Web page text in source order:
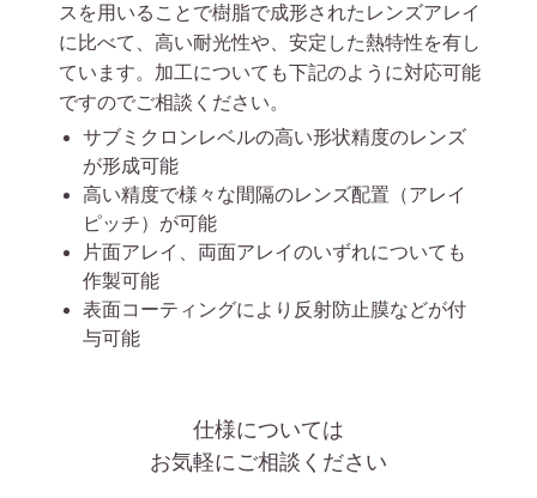
スを用いることで樹脂で成形されたレンズアレイ
に比べて、高い耐光性や、安定した熱特性を有し
ています。加工についても下記のように対応可能
ですのでご相談ください。
サブミクロンレベルの高い形状精度のレンズ
が形成可能
高い精度で様々な間隔のレンズ配置（アレイ
ピッチ）が可能
片面アレイ、両面アレイのいずれについても
作製可能
表面コーティングにより反射防止膜などが付
与可能
仕様については
お気軽にご相談ください